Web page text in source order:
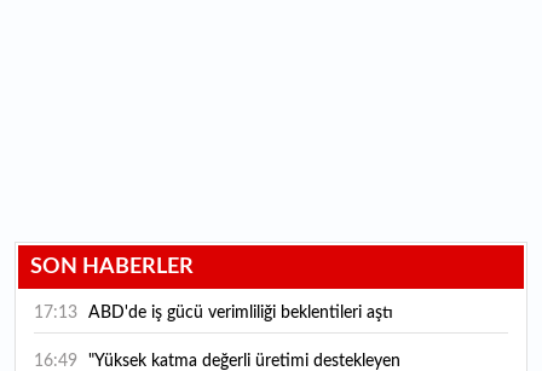
SON HABERLER
17:13 ABD'de iş gücü verimliliği beklentileri aştı
16:49